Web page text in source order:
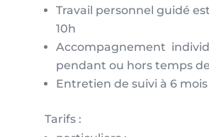
Travail personnel guidé
10h
Accompagnement
pendant ou hors temps
Entretien de suivi à 6 mois
Tarifs :